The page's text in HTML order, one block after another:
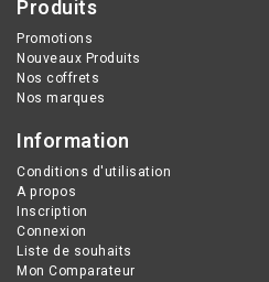
Produits
Promotions
Nouveaux Produits
Nos coffrets
Nos marques
Information
Conditions d'utilisation
A propos
Inscription
Connexion
Liste de souhaits
Mon Comparateur